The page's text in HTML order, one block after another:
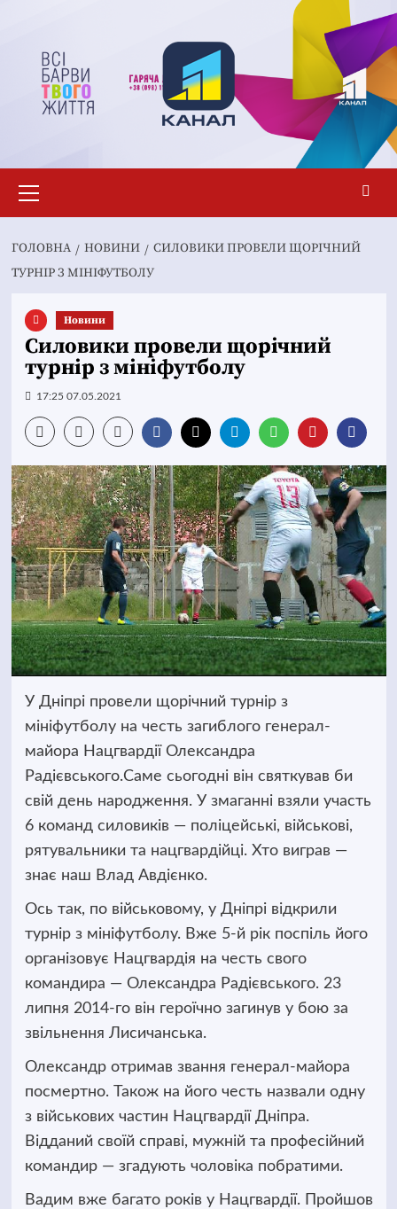
вмісту
меню
ГОЛОВНА НОВИНИ
СИЛОВИКИ ПРОВЕЛИ ЩОРІЧНИЙ
ТУРНІР З МІНІФУТБОЛУ
Новини
Силовики провели щорічний
турнір з мініфутболу
17:25 07.05.2021
У Дніпрі провели щорічний турнір з
мініфутболу на честь загиблого генерал-
майора Нацгвардії Олександра
Радієвського.Саме сьогодні він святкував би
свій день народження. У змаганні взяли участь
6 команд силовиків — поліцейські, військові,
рятувальники та нацгвардійці. Хто виграв —
знає наш Влад Авдієнко.
Ось так, по військовому, у Дніпрі відкрили
турнір з мініфутболу. Вже 5-й рік поспіль його
організовує Нацгвардія на честь свого
командира — Олександра Радієвського. 23
липня 2014-го він героїчно загинув у бою за
звільнення Лисичанська.
Олександр отримав звання генерал-майора
посмертно. Також на його честь назвали одну
з військових частин Нацгвардії Дніпра.
Відданий своїй справі, мужній та професійний
командир — згадують чоловіка побратими.
Вадим вже багато років у Нацгвардії. Пройшов